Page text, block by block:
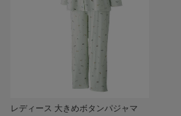
レディース 大きめボタンパジャマ